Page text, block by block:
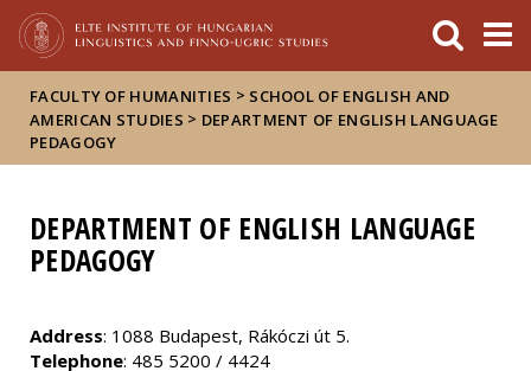
FACULTY OF HUMANITIES > SCHOOL OF ENGLISH AND
AMERICAN STUDIES > DEPARTMENT OF ENGLISH LANGUAGE
PEDAGOGY
DEPARTMENT OF ENGLISH LANGUAGE
PEDAGOGY
Address: 1088 Budapest, Rákóczi út 5.
Telephone: 485 5200 / 4424